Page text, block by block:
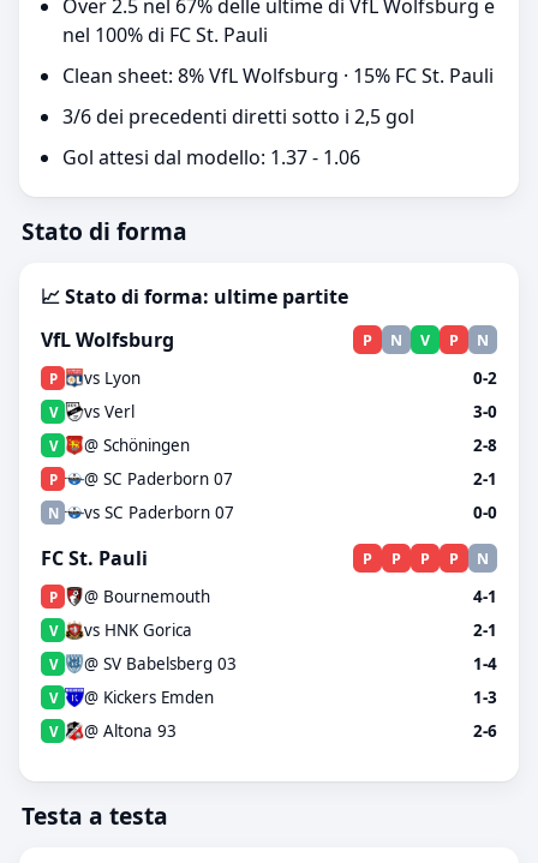
Over 2.5 nel 67% delle ultime di VfL Wolfsburg e
nel 100% di FC St. Pauli
Clean sheet: 8% VfL Wolfsburg · 15% FC St. Pauli
3/6 dei precedenti diretti sotto i 2,5 gol
Gol attesi dal modello: 1.37 - 1.06
Stato di forma
📈 Stato di forma: ultime partite
VfL Wolfsburg
P N V P N
P vs Lyon 0-2
V vs Verl 3-0
V @ Schöningen 2-8
P @ SC Paderborn 07 2-1
N vs SC Paderborn 07 0-0
FC St. Pauli P P P P N
P @ Bournemouth 4-1
V vs HNK Gorica 2-1
V @ SV Babelsberg 03 1-4
V @ Kickers Emden 1-3
V @ Altona 93 2-6
Testa a testa